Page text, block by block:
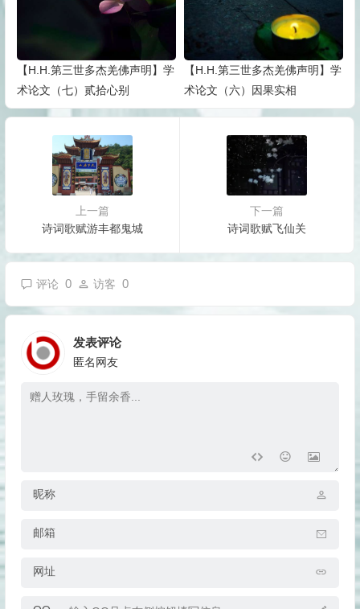
【H.H.第三世多杰羌佛声明】学
术论文（七）贰拾心别
【H.H.第三世多杰羌佛声明】学
术论文（六）因果实相
上一篇
诗词歌赋游丰都鬼城
下一篇
诗词歌赋飞仙关
评论 0 访客 0
发表评论
匿名网友
昵称
邮箱
网址